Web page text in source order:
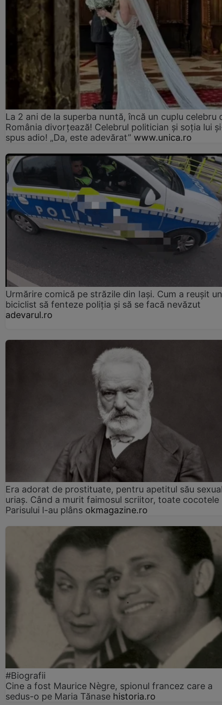
La 2 ani de la superba nuntă, încă un cuplu celebru
România divorțează! Celebrul politician și soția lui
spus adio! „Da, este adevărat” www.unica.ro
Urmărire comică pe străzile din Iași. Cum a reușit un
biciclist să fenteze poliția și să se facă nevăzut
adevarul.ro
Era adorat de prostituate, pentru apetitul său
uriaș. Când a murit faimosul scriitor, toate cocotele
Parisului l-au plâns okmagazine.ro
#Biografii
Cine a fost Maurice Nègre, spionul francez care a
sedus-o pe Maria Tănase historia.ro